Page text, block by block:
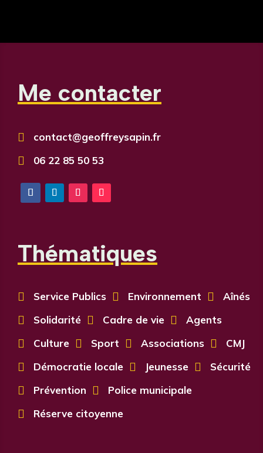
Me contacter
 contact@geoffreysapin.fr
 06 22 85 50 53
Thématiques
 Service Publics  Environnement  Aînés
 Solidarité  Cadre de vie  Agents
 Culture  Sport  Associations  CMJ
 Démocratie locale  Jeunesse  Sécurité
 Prévention  Police municipale
 Réserve citoyenne